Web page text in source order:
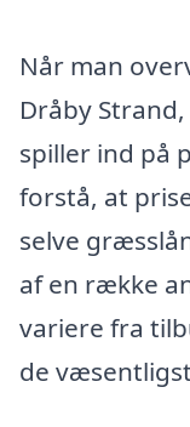
Når man
Dråby
spiller ind på
forstå, at
selve
af en række
variere fra
de